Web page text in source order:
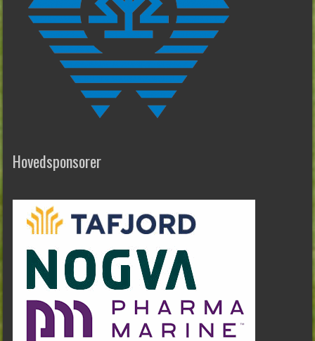
Hovedsponsorer